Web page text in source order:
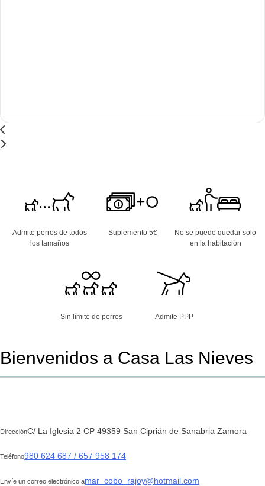
Admite perros de todos
los tamaños
Suplemento 5€
No se puede quedar solo
en la habitación
Sin límite de perros Admite PPP
Bienvenidos a Casa Las Nieves
DirecciónC/ La Iglesia 2 CP 49359 San Ciprián de Sanabria Zamora
Teléfono980 624 687 / 657 958 174
Envíe un correo electrónico amar_cobo_rajoy@hotmail.com